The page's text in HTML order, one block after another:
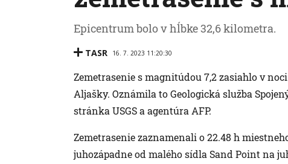
Epicentrum bolo v hĺbke 32,6 kilometra.
TASR 16. 7. 2023 11:20:30
Zemetrasenie s magnitúdou 7,2 zasiahlo v
Aljašky. Oznámila to Geologická služba
stránka USGS a agentúra AFP.
Zemetrasenie zaznamenali o 22.48 h
juhozápadne od malého sídla Sand Point na